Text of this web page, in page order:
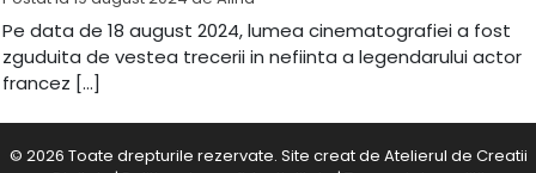
Pe data de 18 august 2024, lumea cinematografiei a fost
zguduita de vestea trecerii in nefiinta a legendarului actor
francez […]
© 2026 Toate drepturile rezervate. Site creat de Atelierul de Creatii